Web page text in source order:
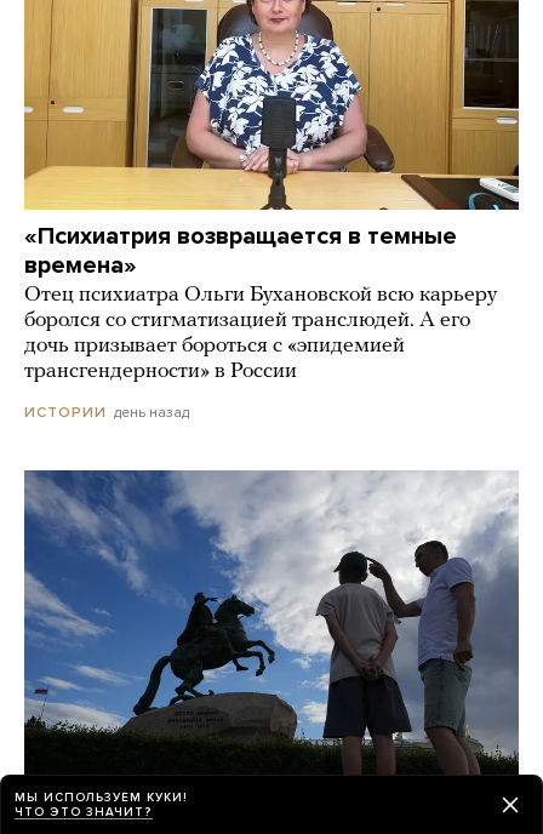
«Психиатрия возвращается в темные
времена»
Отец психиатра Ольги Бухановской всю карьеру
боролся со стигматизацией транслюдей. А его
дочь призывает бороться с «эпидемией
трансгендерности» в России
ИСТОРИИ день назад
«Виталий Выбор Миллионов», «За Питер»,
МЫ ИСПОЛЬЗУЕМ КУКИ!
ЧТО ЭТО ЗНАЧИТ?